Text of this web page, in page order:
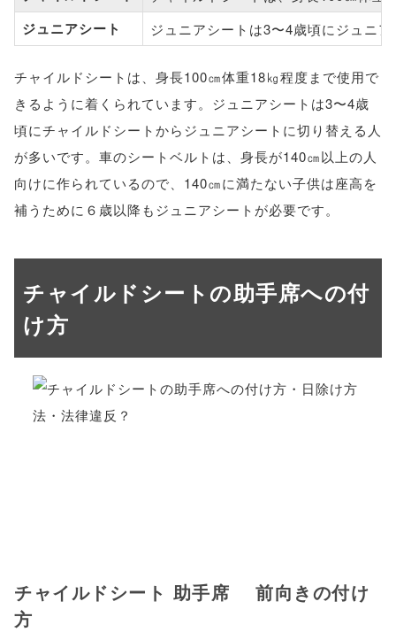
ジュニアシート ジュニアシートは3〜4歳頃にジュニ
チャイルドシートは、身長100㎝体重18㎏程度まで使用で
きるように着くられています。ジュニアシートは3〜4歳
頃にチャイルドシートからジュニアシートに切り替える人
が多いです。車のシートベルトは、身長が140㎝以上の人
向けに作られているので、140㎝に満たない子供は座高を
補うために６歳以降もジュニアシートが必要です。
チャイルドシートの助手席への付
け方
チャイルドシート 助手席 前向きの付け
方